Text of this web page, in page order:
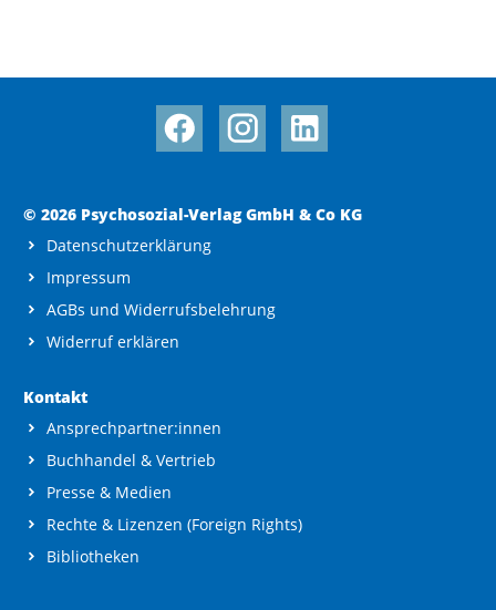
© 2026 Psychosozial-Verlag GmbH & Co KG
Datenschutzerklärung
Impressum
AGBs und Widerrufsbelehrung
Widerruf erklären
Kontakt
Ansprechpartner:innen
Buchhandel & Vertrieb
Presse & Medien
Rechte & Lizenzen (Foreign Rights)
Bibliotheken